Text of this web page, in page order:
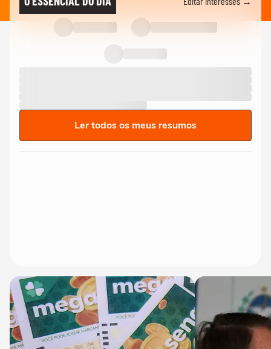
diz Alfredo Gaspar a...
Cercado por mulheres, Flávio Bolsonaro
anuncia Alfredo Gaspar como...
Ler todos os meus resumos